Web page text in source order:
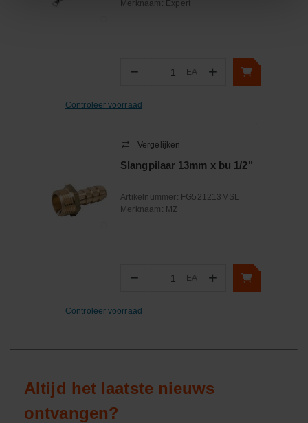
Merknaam: Expert
− Aantal
EA +
Controleer voorraad
Vergelijken
Slangpilaar 13mm x bu 1/2"
Artikelnummer: FG521213MSL
Merknaam: MZ
− Aantal
EA +
Controleer voorraad
Altijd het laatste nieuws
ontvangen?